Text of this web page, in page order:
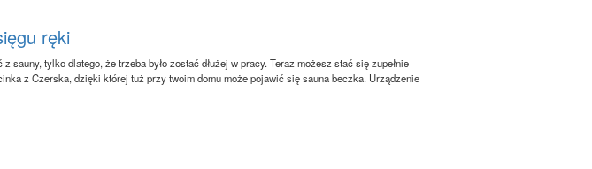
ręki
sauny, tylko dlatego, że trzeba było zostać dłużej w pracy. Teraz możesz stać się zupełnie
z Czerska, dzięki której tuż przy twoim domu może pojawić się sauna beczka. Urządzenie